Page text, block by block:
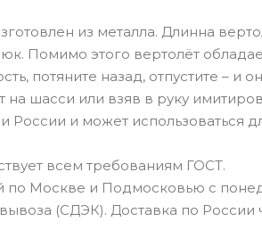
из металла. Длинна
Помимо этого вертолёт
потяните назад, отпустите – и
шасси или взяв в руку
и может использоваться
всем требованиям ГОСТ.
Москве и Подмосковью с
(СДЭК). Доставка по России